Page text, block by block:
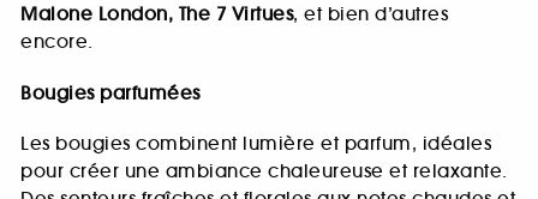
Malone London, The 7 Virtues, et bien d’autres
encore.
Bougies parfumées
Les bougies combinent lumière et parfum, idéales
pour créer une ambiance chaleureuse et relaxante.